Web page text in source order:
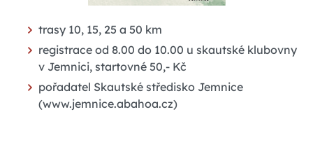
trasy 10, 15, 25 a 50 km
registrace od 8.00 do 10.00 u skautské klubovny
v Jemnici, startovné 50,- Kč
pořadatel Skautské středisko Jemnice
(www.jemnice.abahoa.cz)